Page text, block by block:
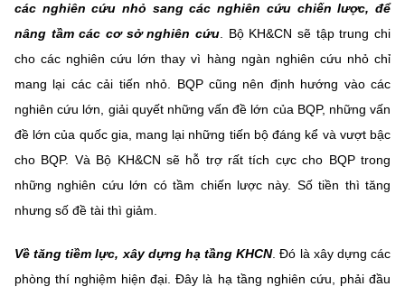
các nghiên cứu nhỏ sang các nghiên cứu chiến lược, để
nâng tầm các cơ sở nghiên cứu . Bộ KH&CN sẽ tập trung chi
cho các nghiên cứu lớn thay vì hàng ngàn nghiên cứu nhỏ chỉ
mang lại các cải tiến nhỏ. BQP cũng nên định hướng vào các
nghiên cứu lớn, giải quyết những vấn đề lớn của BQP, những vấn
đề lớn của quốc gia, mang lại những tiến bộ đáng kể và vượt bậc
cho BQP. Và Bộ KH&CN sẽ hỗ trợ rất tích cực cho BQP trong
những nghiên cứu lớn có tầm chiến lược này. Số tiền thì tăng
nhưng số đề tài thì giảm.
Về tăng tiềm lực, xây dựng hạ tầng KHCN. Đó là xây dựng các
phòng thí nghiệm hiện đại. Đây là hạ tầng nghiên cứu, phải đầu